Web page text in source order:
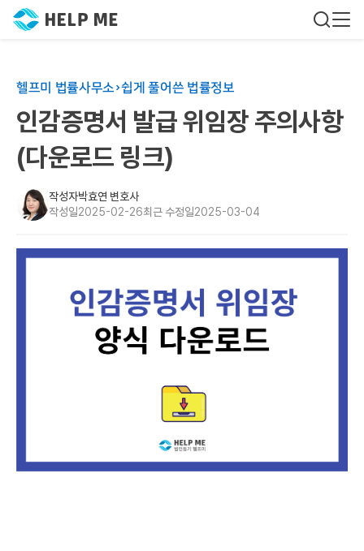
헬프미 법률사무소 쉽게 풀어쓴 법률정보
인감증명서 발급 위임장 주의사항
(다운로드 링크)
작성자박효연 변호사
작성일2025-02-26최근 수정일2025-03-04